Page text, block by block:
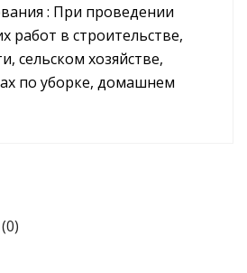
: При проведении
работ в строительстве,
сельском хозяйстве,
по уборке, домашнем